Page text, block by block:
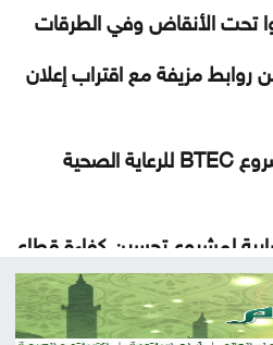
تحت الأنقاض وفي الطرقات
روابط مزيفة مع اقتراب إعلان
تربية عجلون تتسلم مشروع BTEC للرعاية الصحية
لمشروع تحسين كفاءة قطاع
محليًا الاثنين